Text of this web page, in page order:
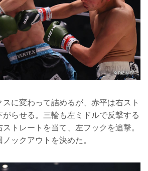
に変わって詰めるが、赤平は右スト
がらせる。三輪も左ミドルで反撃する
トレートを当て、左フックを追撃。
ックアウトを決めた。